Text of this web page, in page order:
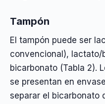
Tampón
El tampón puede ser
convencional), lactato/
bicarbonato (Tabla 2).
se presentan en
separar el bicarbonato